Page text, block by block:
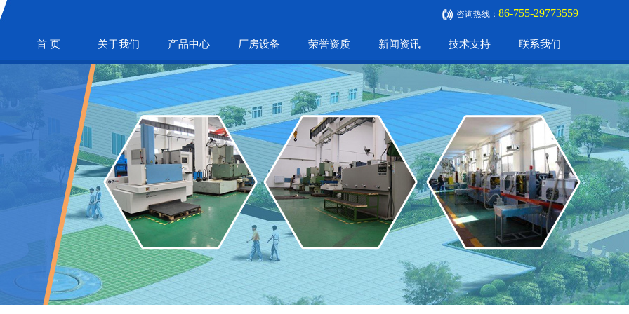
咨询热线： 86-755-29773559
首 页 关于我们 产品中心 厂房设备 荣誉资质 新闻资讯 技术支持 联系我们